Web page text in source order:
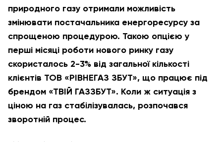
природного газу отримали можливість
змінювати постачальника енергоресурсу за
спрощеною процедурою. Такою опцією у
перші місяці роботи нового ринку газу
скористалось 2-3% від загальної кількості
клієнтів ТОВ «РІВНЕГАЗ ЗБУТ», що працює під
брендом «ТВІЙ ГАЗЗБУТ». Коли ж ситуація з
ціною на газ стабілізувалась, розпочався
зворотній процес.